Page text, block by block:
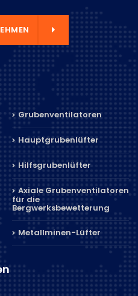
Grubenventilatoren
Hauptgrubenlüfter
Hilfsgrubenlüfter
Axiale Grubenventilatoren
für die
Bergwerksbewetterung
Metallminen-Lüfter